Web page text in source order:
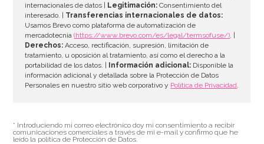
internacionales de datos |
Legitimación: Consentimiento del
interesado. | Transferencias internacionales de datos:
Usamos Brevo como plataforma de automatización de
mercadotecnia(https://www.brevo.com/es/legal/termsofuse/). |
Derechos: Acceso, rectificación, supresión, limitación de
tratamiento, u oposición al tratamiento, así como el derecho a la
portabilidad de los datos. |
Información adicional: Disponible la
información adicional y detallada sobre la Protección de Datos
Personales en nuestro sitio web corporativo y Política de Privacidad.
* Introduciendo mi correo electrónico doy mi consentimiento a recibir
comunicaciones comerciales a través de mi e-mail y confirmo que he
leído la política de Protección de Datos.